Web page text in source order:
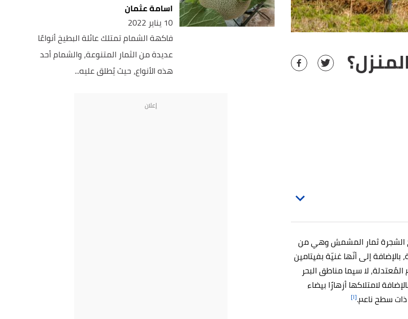
الشجرة ثمار المشمش وهي من
إلى أنّها غنيّة بفيتامين
لا سيما مناطق البحر
لامتلاكها أزهارًا بيضاء
ذات سطح ناعم.[١]
اسامة عثمان
10 يناير 2022
فاكهة الشمام تمتلك عائلة البطيخ أنواعًا
عديدة من الثمار المتنوعة، والشمام أحد
هذه الأنواع، حيث يُطلق عليه...